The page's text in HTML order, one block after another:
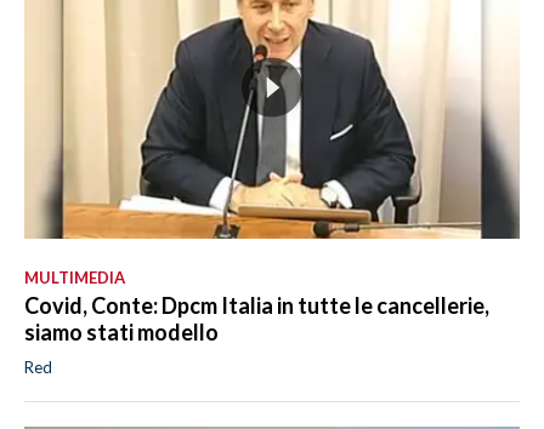
MULTIMEDIA
Covid, Conte: Dpcm Italia in tutte le cancellerie,
siamo stati modello
Red